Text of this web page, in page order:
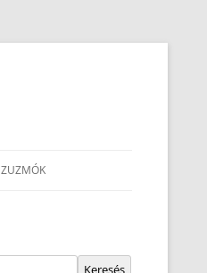
ZUZMÓK
Keresés